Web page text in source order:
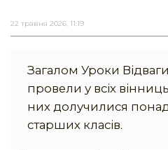
22 травня 2026, 11:19
Загалом Уроки
провели у всіх
них долучилися понад
старших класів.